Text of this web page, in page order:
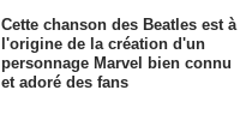
Cette chanson des Beatles est à
l'origine de la création d'un
personnage Marvel bien connu
et adoré des fans